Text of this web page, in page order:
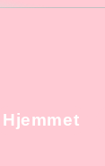
Hjemmet